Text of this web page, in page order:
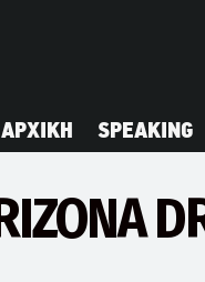
ΑΡΧΙΚΗ SPEAKING